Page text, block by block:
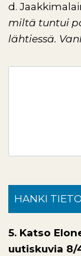
d.
miltä tuntui
lähtiessä.
HANKI
5. Katso
uutiskuvia 8/